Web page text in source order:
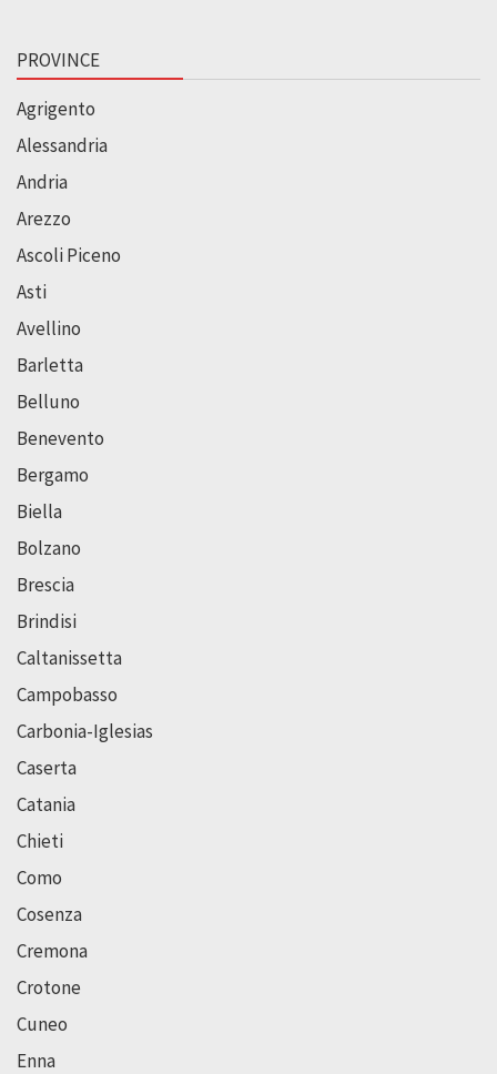
PROVINCE
Agrigento
Alessandria
Andria
Arezzo
Ascoli Piceno
Asti
Avellino
Barletta
Belluno
Benevento
Bergamo
Biella
Bolzano
Brescia
Brindisi
Caltanissetta
Campobasso
Carbonia-Iglesias
Caserta
Catania
Chieti
Como
Cosenza
Cremona
Crotone
Cuneo
Enna